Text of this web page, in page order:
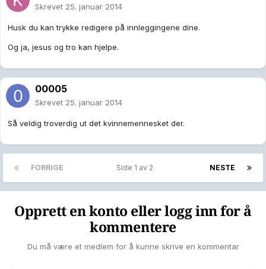
Skrevet 25. januar 2014
Husk du kan trykke redigere på innleggingene dine.
Og ja, jesus og tro kan hjelpe.
00005
Skrevet 25. januar 2014
Så veldig troverdig ut det kvinnemennesket der.
FORRIGE NESTE
Side 1 av 2
Opprett en konto eller logg inn for å
kommentere
Du må være et medlem for å kunne skrive en kommentar